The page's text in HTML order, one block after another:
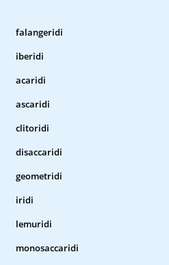
falangeridi
iberidi
acaridi
ascaridi
clitoridi
disaccaridi
geometridi
iridi
lemuridi
monosaccaridi